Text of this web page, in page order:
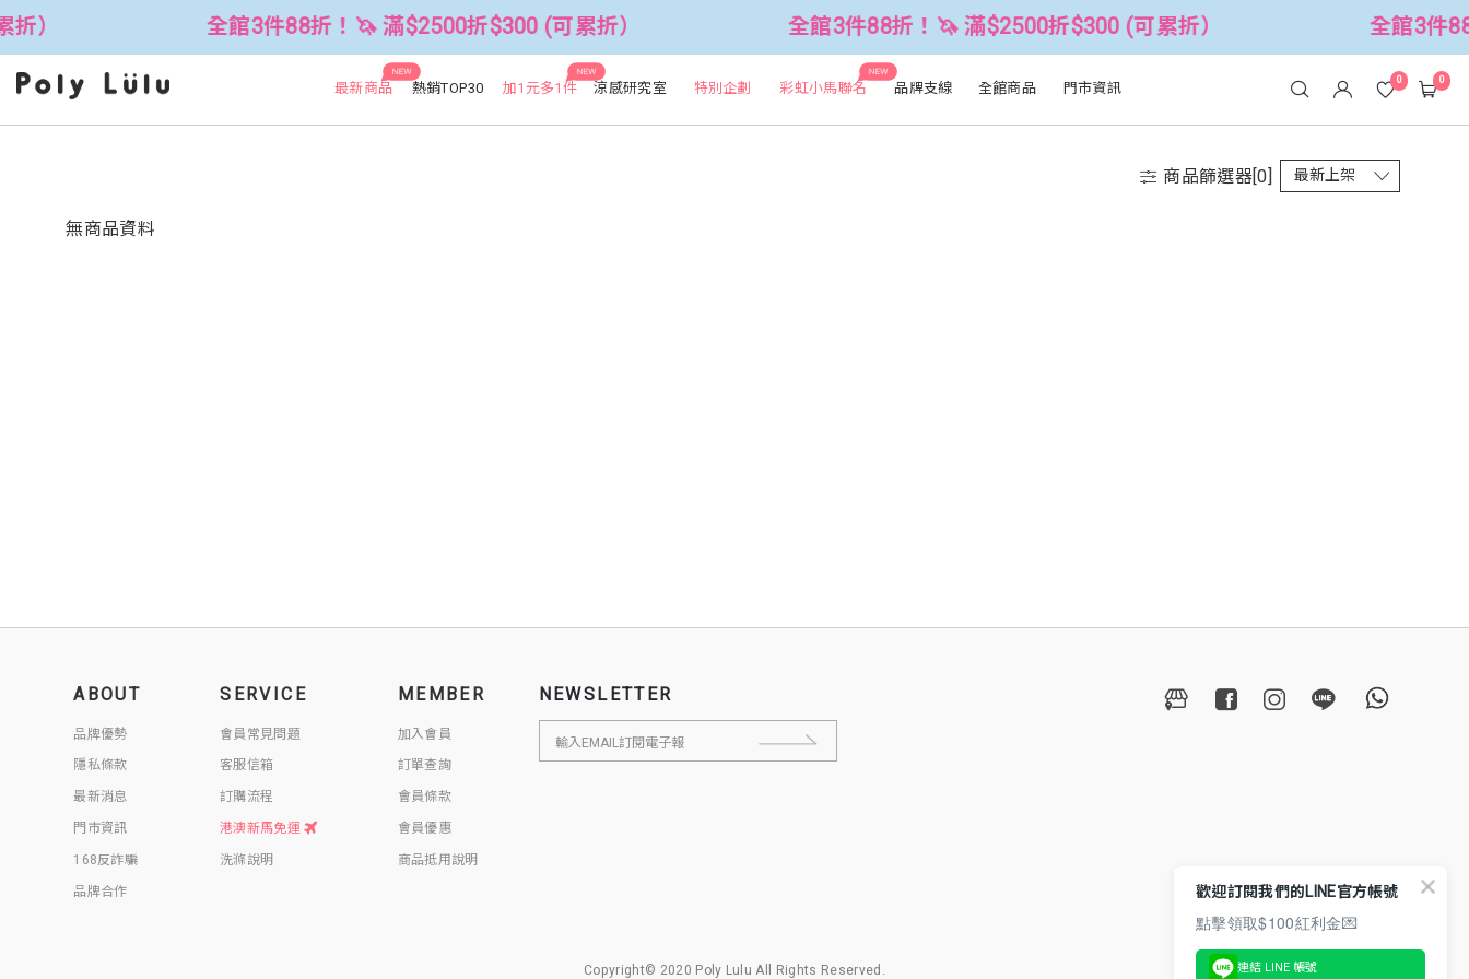
） 全館3件88折！🦄 滿$2500折$300 (可累折） 全館3件88折！🦄 滿$2500折$300 (可累折） 全館3件
NEW
最新商品 熱銷TOP30
NEW
加1元多1件 涼感研究室 特別企劃
NEW
彩虹小馬聯名 品牌支線 全館商品 門市資訊 0 0
商品篩選器[0]
無商品資料
ABOUT
品牌優勢
隱私條款
最新消息
門市資訊
168反詐騙
品牌合作
SERVICE
會員常見問題
客服信箱
訂購流程
港澳新馬免運
洗滌說明
MEMBER
加入會員
訂單查詢
會員條款
會員優惠
商品抵用說明
NEWSLETTER
Copyright© 2020 Poly Lulu All Rights Reserved.
歡迎訂閱我們的LINE官方帳號
點擊領取$100紅利金💌
連結 LINE 帳號